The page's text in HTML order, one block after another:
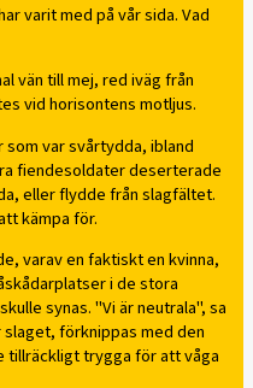
varit med på vår sida. Vad
vän till mej, red iväg från
vid horisontens motljus.
var svårtydda, ibland
fiendesoldater deserterade
eller flydde från slagfältet.
kämpa för.
varav en faktiskt en kvinna,
i de stora
synas. "Vi är neutrala", sa
förknippas med den
tillräckligt trygga för att våga